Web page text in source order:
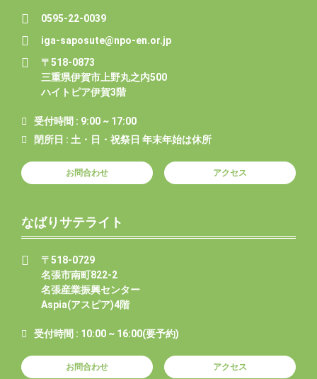
0595-22-0039
iga-saposute@npo-en.or.jp
〒518-0873
三重県伊賀市上野丸之内500
ハイトピア伊賀3階
受付時間 : 9:00 ~ 17:00
閉所日 : 土・日・祝祭日 年末年始は休所
お問合わせ アクセス
なばりサテライト
〒518-0729
名張市南町822-2
名張産業振興センター
Aspia(アスピア)4階
受付時間 : 10:00 ~ 16:00(要予約)
お問合わせ アクセス